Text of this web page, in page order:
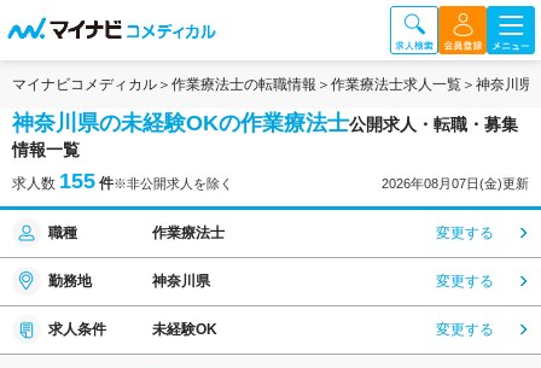
マイナビコメディカル 作業療法士の転職情報 作業療法士求人一覧 神奈川県
神奈川県の未経験OKの作業療法士公開求人・転職・募集
情報一覧
求人数 155 件※非公開求人を除く 2026年08月07日(金)更新
職種 作業療法士 変更する
勤務地 神奈川県 変更する
求人条件 未経験OK 変更する